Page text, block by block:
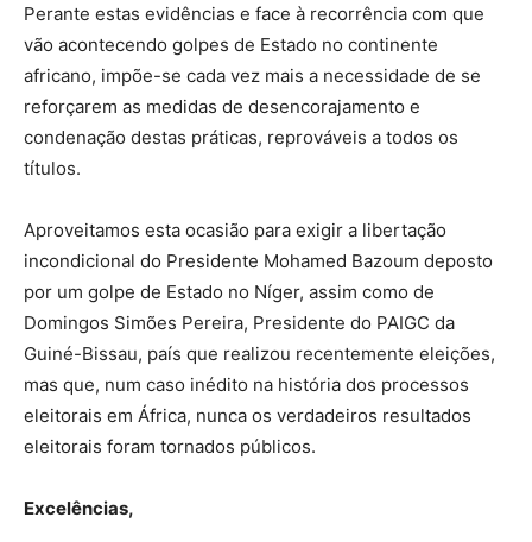
Perante estas evidências e face à recorrência com que
vão acontecendo golpes de Estado no continente
africano, impõe-se cada vez mais a necessidade de se
reforçarem as medidas de desencorajamento e
condenação destas práticas, reprováveis a todos os
títulos.
Aproveitamos esta ocasião para exigir a libertação
incondicional do Presidente Mohamed Bazoum deposto
por um golpe de Estado no Níger, assim como de
Domingos Simões Pereira, Presidente do PAIGC da
Guiné-Bissau, país que realizou recentemente eleições,
mas que, num caso inédito na história dos processos
eleitorais em África, nunca os verdadeiros resultados
eleitorais foram tornados públicos.
Excelências,